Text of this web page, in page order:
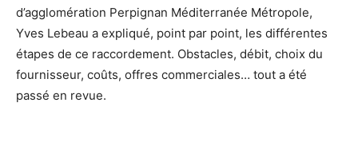
d’agglomération Perpignan Méditerranée Métropole,
Yves Lebeau a expliqué, point par point, les différentes
étapes de ce raccordement. Obstacles, débit, choix du
fournisseur, coûts, offres commerciales… tout a été
passé en revue.